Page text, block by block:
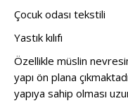
Çocuk odası tekstili
Yastık kılıfı
Özellikle müslin
yapı ön plana
yapıya sahip olması